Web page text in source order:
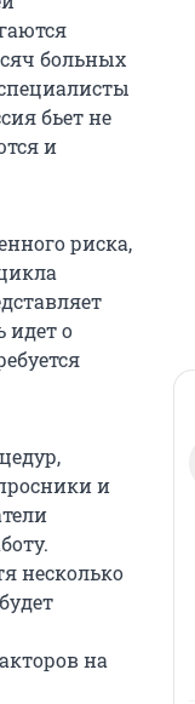
больных
бьет не
и
риска,
идет о
и
несколько
на